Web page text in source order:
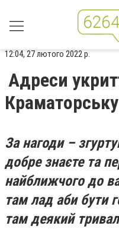
12:04, 27 лютого 2022 р.
Адреси
За нагоди –
добре знаєте та
найближчого до
там лад аби бути
там деякий